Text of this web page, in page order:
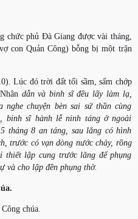
chức phủ Đà Giang được vài tháng,
con Quản Công) bỗng bị một trận
Lúc đó trời đất tối sầm, sấm chớp
dẫn và binh sĩ đều lấy làm lạ,
chuyện bèn sai sứ thần cùng
binh sĩ hành lễ ninh táng ở ngoài
tháng 8 an táng, sau lăng có hình
trước có vạn dòng nước chảy, rồng
thiết lập cung trước lăng để phụng
và cho lập đền phụng thờ.
chúa.